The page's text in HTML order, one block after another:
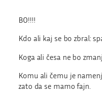
BO!!!!
Kdo ali kaj se bo zbral:
Koga ali česa ne bo
Komu ali čemu je
zato da se mamo fajn.